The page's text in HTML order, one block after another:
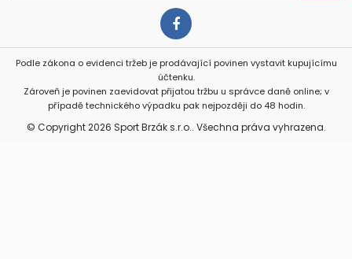
Podle zákona o evidenci tržeb je prodávající povinen vystavit kupujícímu
účtenku.
Zároveň je povinen zaevidovat přijatou tržbu u správce daně online; v
případě technického výpadku pak nejpozději do 48 hodin.
© Copyright 2026 Sport Brzák s.r.o.. Všechna práva vyhrazena.